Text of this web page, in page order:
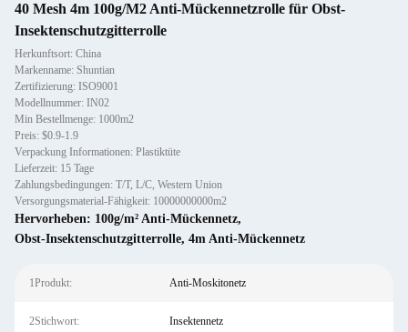
40 Mesh 4m 100g/M2 Anti-Mückennetzrolle für Obst-
Insektenschutzgitterrolle
Herkunftsort: China
Markenname: Shuntian
Zertifizierung: ISO9001
Modellnummer: IN02
Min Bestellmenge: 1000m2
Preis: $0.9-1.9
Verpackung Informationen: Plastiktüte
Lieferzeit: 15 Tage
Zahlungsbedingungen: T/T, L/C, Western Union
Versorgungsmaterial-Fähigkeit: 10000000000m2
Hervorheben: 100g/m² Anti-Mückennetz,
Obst-Insektenschutzgitterrolle, 4m Anti-Mückennetz
1Produkt: Anti-Moskitonetz
2Stichwort: Insektennetz